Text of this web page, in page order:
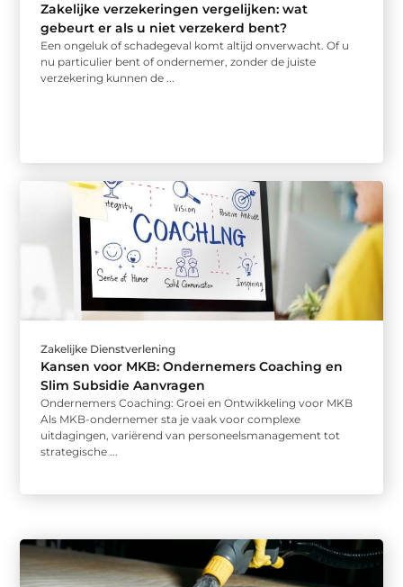
Zakelijke verzekeringen vergelijken: wat
gebeurt er als u niet verzekerd bent?
Een ongeluk of schadegeval komt altijd onverwacht. Of u
nu particulier bent of ondernemer, zonder de juiste
verzekering kunnen de ...
Zakelijke Dienstverlening
Kansen voor MKB: Ondernemers Coaching en
Slim Subsidie Aanvragen
Ondernemers Coaching: Groei en Ontwikkeling voor MKB
Als MKB-ondernemer sta je vaak voor complexe
uitdagingen, variërend van personeelsmanagement tot
strategische ...